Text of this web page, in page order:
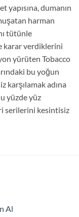
yapısına, dumanın
harman
tütünle
karar verdiklerini
yürüten Tobacco
bu yoğun
karşılamak adına
yüzde yüz
serilerini kesintisiz
Al